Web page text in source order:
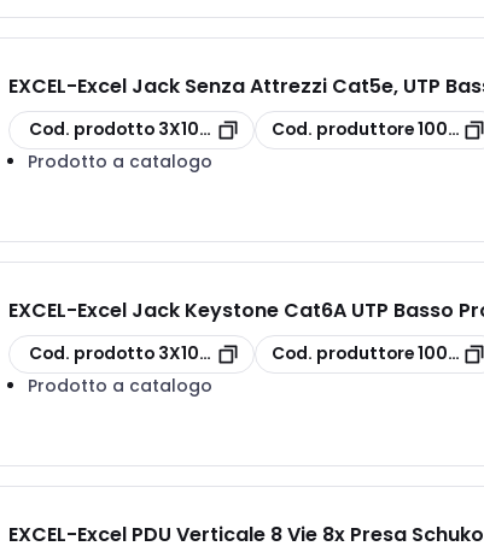
EXCEL-Excel Jack Senza Attrezzi Cat5e, UTP
copiaCod. prodotto 3X100-202-WT
copia
Cod. produttore100-
Prodotto a catalogo
EXCEL-Excel Jack Keystone Cat6A UTP Basso
copiaCod. prodotto 3X100-182-WT
copia
Cod. produttore100-
Prodotto a catalogo
EXCEL-Excel PDU Verticale 8 Vie 8x Presa